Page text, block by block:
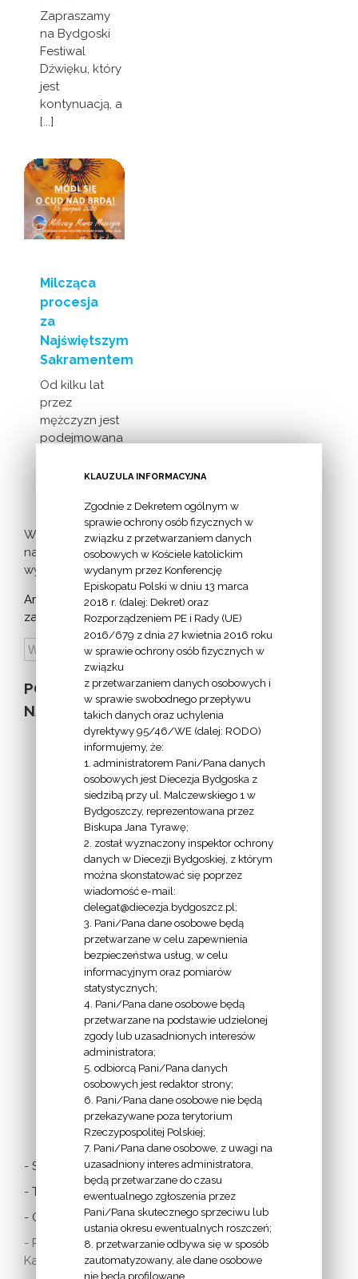
Zapraszamy
na Bydgoski
Festiwal
Dźwięku, który
jest
kontynuacją, a
[...]
Milcząca
procesja
za
Najświętszym
Sakramentem
Od kilku lat
przez
mężczyzn jest
podejmowana
milczącej [...]
Więcej
nadchodzących
wydarzeń >
Archiwum
zapowiedzi:
POZOSTAŁE
NA STRONIE
INFORMACJE
Z
EKAI.PL:
INFORMACJE
EPISKOPATU
POLSKI:
LINKI
- Stolica Apostolska
- Twitter Papieża
- Czytania z dnia
- Polska Misja
Katolicka:
KLAUZULA INFORMACYJNA
Zgodnie z Dekretem ogólnym w
sprawie ochrony osób fizycznych w
związku z przetwarzaniem danych
osobowych w Kościele katolickim
wydanym przez Konferencję
Episkopatu Polski w dniu 13 marca
2018 r. (dalej: Dekret) oraz
Rozporządzeniem PE i Rady (UE)
2016/679 z dnia 27 kwietnia 2016 roku
w sprawie ochrony osób fizycznych w
związku
z przetwarzaniem danych osobowych i
w sprawie swobodnego przepływu
takich danych oraz uchylenia
dyrektywy 95/46/WE (dalej: RODO)
informujemy, że:
1. administratorem Pani/Pana danych
osobowych jest Diecezja Bydgoska z
siedzibą przy ul. Malczewskiego 1 w
Bydgoszczy, reprezentowana przez
Biskupa Jana Tyrawę;
2. został wyznaczony inspektor ochrony
danych w Diecezji Bydgoskiej, z którym
można skonstatować się poprzez
wiadomość e-mail:
delegat@diecezja.bydgoszcz.pl;
3. Pani/Pana dane osobowe będą
przetwarzane w celu zapewnienia
bezpieczeństwa usług, w celu
informacyjnym oraz pomiarów
statystycznych;
4. Pani/Pana dane osobowe będą
przetwarzane na podstawie udzielonej
zgody lub uzasadnionych interesów
administratora;
5. odbiorcą Pani/Pana danych
osobowych jest redaktor strony;
6. Pani/Pana dane osobowe nie będą
przekazywane poza terytorium
Rzeczypospolitej Polskiej;
7. Pani/Pana dane osobowe, z uwagi na
uzasadniony interes administratora,
będą przetwarzane do czasu
ewentualnego zgłoszenia przez
Pani/Pana skutecznego sprzeciwu lub
ustania okresu ewentualnych roszczeń;
8. przetwarzanie odbywa się w sposób
zautomatyzowany, ale dane osobowe
nie będą profilowane.